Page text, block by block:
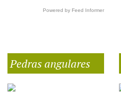
Powered by Feed Informer
Pedras angulares